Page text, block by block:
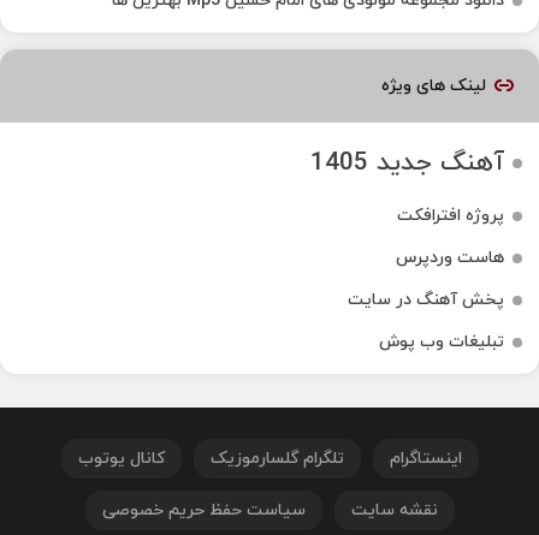
لینک های ویژه
آهنگ جدید 1405
پروژه افترافکت
هاست وردپرس
پخش آهنگ در سایت
تبلیغات وب پوش
اینستاگرام تلگرام گلسارموزیک کانال یوتوب
نقشه سایت سیاست حفظ حریم خصوصی